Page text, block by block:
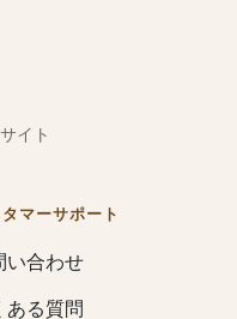
イト
マーサポート
い合わせ
ある質問